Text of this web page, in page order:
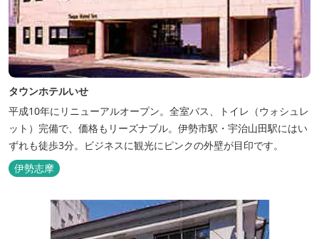
タウンホテルいせ
平成10年にリニューアルオープン。全室バス、トイレ（ウォシュレ
ット）完備で、価格もリーズナブル。伊勢市駅・宇治山田駅にはい
ずれも徒歩3分。ビジネスに観光にピンクの外壁が目印です。
伊勢志摩